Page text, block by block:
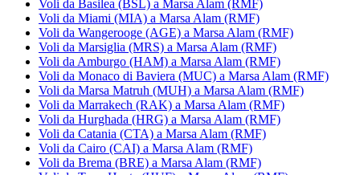
Voli da Basilea (BSL) a Marsa Alam (RMF)
Voli da Miami (MIA) a Marsa Alam (RMF)
Voli da Wangerooge (AGE) a Marsa Alam (RMF)
Voli da Marsiglia (MRS) a Marsa Alam (RMF)
Voli da Amburgo (HAM) a Marsa Alam (RMF)
Voli da Monaco di Baviera (MUC) a Marsa Alam (RMF)
Voli da Marsa Matruh (MUH) a Marsa Alam (RMF)
Voli da Marrakech (RAK) a Marsa Alam (RMF)
Voli da Hurghada (HRG) a Marsa Alam (RMF)
Voli da Catania (CTA) a Marsa Alam (RMF)
Voli da Cairo (CAI) a Marsa Alam (RMF)
Voli da Brema (BRE) a Marsa Alam (RMF)